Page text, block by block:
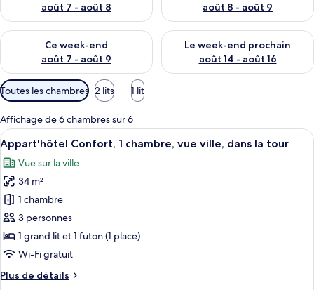
août 7 - août 8
août 8 - août 9
Ce week-end
août 7 - août 9
Vérifier la disponibilité pour ce week-end août 7 - août 9
Le week-end prochain
août 14 - août 16
Vérifier la disponibilité pour
Filtres
disponibles
pour
les
chambres
Toutes les chambres 2 lits 1 lit
Affichage de 6 chambres sur 6
Afficher
toutes
les
photos
pour
ce
type
de
chambre :
Appart'hôtel
Un salon moderne avec un canapé
24
Appart'hôtel Confort, 1 chambre, vue ville, dans la tour
Vue sur la ville
34 m²
1 chambre
3 personnes
1 grand lit et 1 futon (1 place)
Wi-Fi gratuit
Plus de détails
Plus